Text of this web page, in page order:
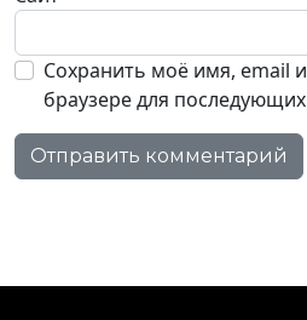
Сохранить моё имя, email
браузере для